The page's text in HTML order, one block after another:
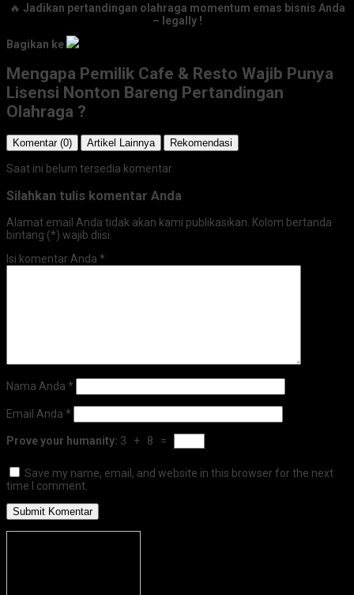
🔥 Jadikan pertandingan olahraga momentum emas bisnis Anda
– legally !
Bagikan ke
Mengapa Pemilik Cafe & Resto Wajib Punya
Lisensi Nonton Bareng Pertandingan
Olahraga ?
Komentar (0) Artikel Lainnya Rekomendasi
Saat ini belum tersedia komentar.
Silahkan tulis komentar Anda
Alamat email Anda tidak akan kami publikasikan. Kolom bertanda
bintang (*) wajib diisi.
Isi komentar Anda *
Nama Anda *
Email Anda *
Prove your humanity: 3 + 8 =
Save my name, email, and website in this browser for the next
time I comment.